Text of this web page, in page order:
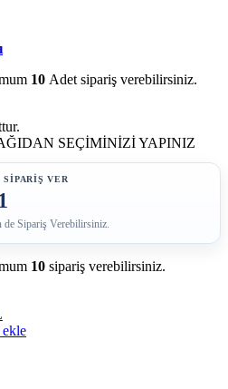
10 Adet sipariş verebilirsiniz.
SEÇİMİNİZİ YAPINIZ
VER
de Sipariş Verebilirsiniz.
10 sipariş verebilirsiniz.
ekle